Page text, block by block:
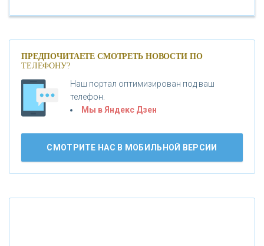
«БАНК САНКТ-ПЕТЕРБУРГ»
«ПРОМСВЯЗЬБАНК»
«НОВИКОМБАНК»
«ВНЕШПРОМБАНК»
«БАНК ЮГРА»
ПРЕДПОЧИТАЕТЕ СМОТРЕТЬ НОВОСТИ ПО
ТЕЛЕФОНУ?
Наш портал оптимизирован под ваш
телефон.
Мы в Яндекс Дзен
СМОТРИТЕ НАС В МОБИЛЬНОЙ ВЕРСИИ